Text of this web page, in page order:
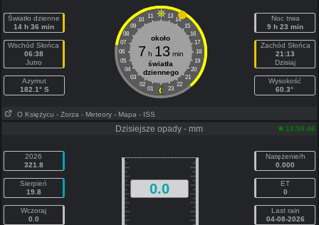
Światło dzienne
14 h 36 min
Wschód Słońca
06:38
Jutro
Azymut
182.1° S
11 13
10
14
09
15
08
16
07
17
06
18
05
19
04
20
03
21
02
22
01 23
około
7 h 13min
światła
dziennego
Noc trwa
9 h 23 min
Zachód Słońca
21:13
Dzisiaj
Wysokość
60.3°
O Księżycu - Zorza - Meteory - Mapa - ISS
Dzisiejsze opady - mm 13:59:46
2026
321.8
Sierpień
19.8
Wczoraj
0.0
0.0
Natężenie/h
0.000
ET
0
Last rain
04-08-2026